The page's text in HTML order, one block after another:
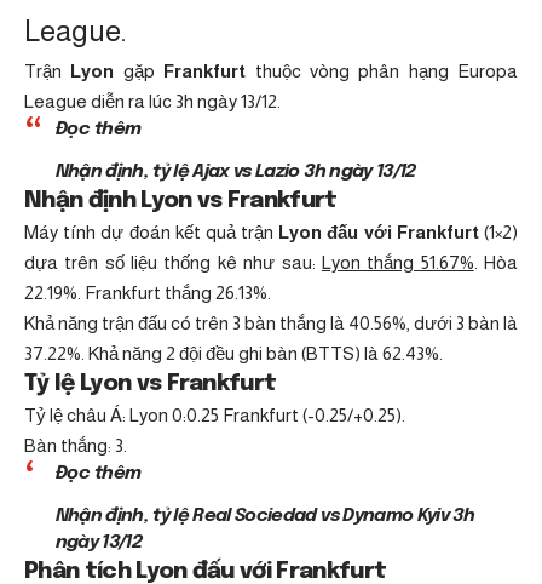
League.
Trận Lyon gặp Frankfurt thuộc vòng phân hạng Europa
League diễn ra lúc 3h ngày 13/12.
Đọc thêm
Nhận định, tỷ lệ Ajax vs Lazio 3h ngày 13/12
Nhận định Lyon vs Frankfurt
Máy tính dự đoán kết quả trận Lyon đấu với Frankfurt(1×2)
dựa trên số liệu thống kê như sau: Lyon thắng 51.67% . Hòa
22.19%. Frankfurt thắng 26.13%.
Khả năng trận đấu có trên 3 bàn thắng là 40.56%, dưới 3 bàn là
37.22%. Khả năng 2 đội đều ghi bàn (BTTS) là 62.43%.
Tỷ lệ Lyon vs Frankfurt
Tỷ lệ châu Á: Lyon 0:0.25 Frankfurt (-0.25/+0.25).
Bàn thắng: 3.
Đọc thêm
Nhận định, tỷ lệ Real Sociedad vs Dynamo Kyiv 3h
ngày 13/12
Phân tích Lyon đấu với Frankfurt